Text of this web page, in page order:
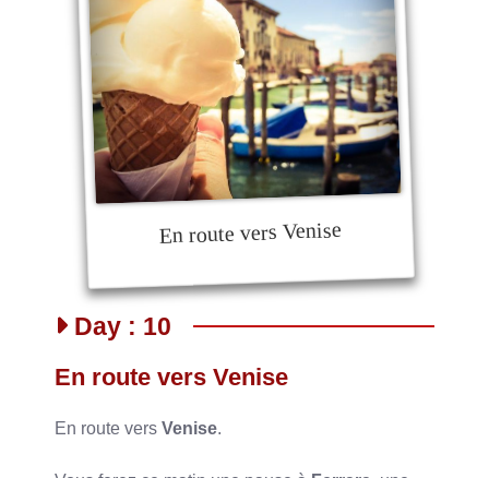
En route vers Venise
Day : 10
En route vers Venise
En route versVenise.